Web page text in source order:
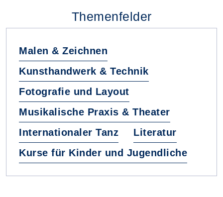
Themenfelder
Malen & Zeichnen
Kunsthandwerk & Technik
Fotografie und Layout
Musikalische Praxis & Theater
Internationaler Tanz
Literatur
Kurse für Kinder und Jugendliche